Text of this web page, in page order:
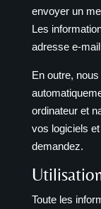
envoyer un
Les
adresse e-
En outre,
ordinateur et
vos logiciels
demandez.
Toute les